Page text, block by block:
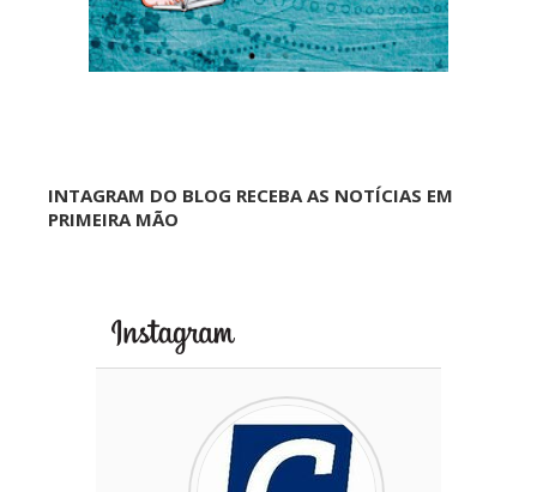
INTAGRAM DO BLOG RECEBA AS NOTÍCIAS EM
PRIMEIRA MÃO